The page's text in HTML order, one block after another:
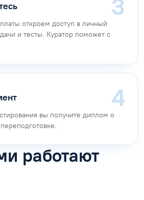
откроем доступ в личный
и тесты. Куратор поможет с
вы получите диплом о
работают